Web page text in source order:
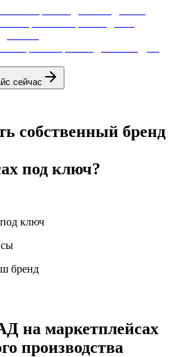
сейчас
собственный бренд
под ключ?
ключ
бренд
на маркетплейсах
производства